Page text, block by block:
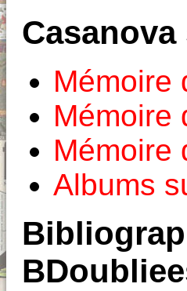
Mémoire
Mémoire
Mémoire
Albums